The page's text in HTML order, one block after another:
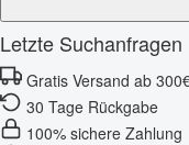
Letzte Suchanfragen
Gratis Versand ab
30 Tage Rückgabe
100% sichere Zahlung